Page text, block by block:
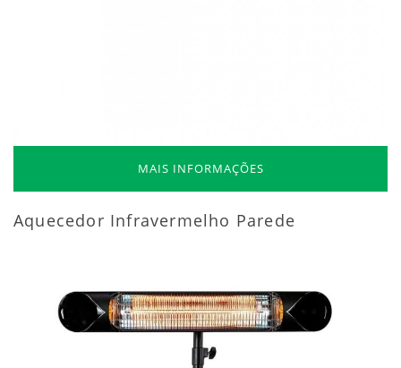
MAIS INFORMAÇÕES
Aquecedor Infravermelho Parede